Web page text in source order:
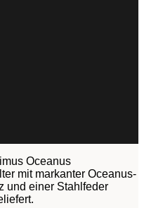
Oceanus
mit markanter Oceanus-
und einer Stahlfeder